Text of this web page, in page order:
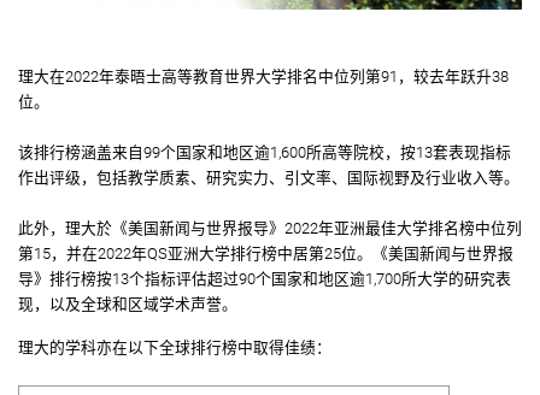
理大在2022年泰晤士高等教育世界大学排名中位列第91，较去年跃升38
位。
该排行榜涵盖来自99个国家和地区逾1,600所高等院校，按13套表现指标
作出评级，包括教学质素、研究实力、引文率、国际视野及行业收入等。
此外，理大於《美国新闻与世界报导》2022年亚洲最佳大学排名榜中位列
第15，并在2022年QS亚洲大学排行榜中居第25位。《美国新闻与世界报
导》排行榜按13个指标评估超过90个国家和地区逾1,700所大学的研究表
现，以及全球和区域学术声誉。
理大的学科亦在以下全球排行榜中取得佳绩：